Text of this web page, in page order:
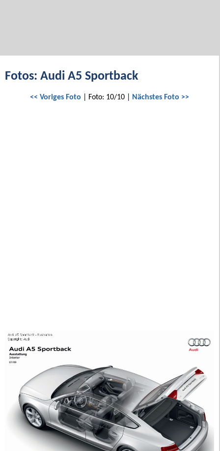
Fotos: Audi A5 Sportback
<< Voriges Foto | Foto: 10/10 | Nächstes Foto >>